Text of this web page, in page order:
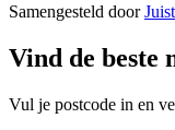
Samengesteld door
Vind de beste
Vul je postcode in en